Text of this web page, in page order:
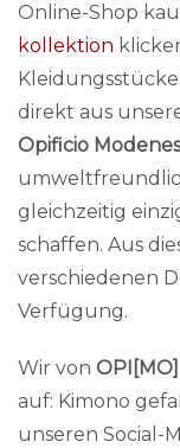
Online-Shop
kollektion
direkt aus
Opificio
gleichzeitig
schaffen. Aus
verschiedenen
Verfügung.
Wir von OPI[MO]
auf: Kimono
unseren Social-